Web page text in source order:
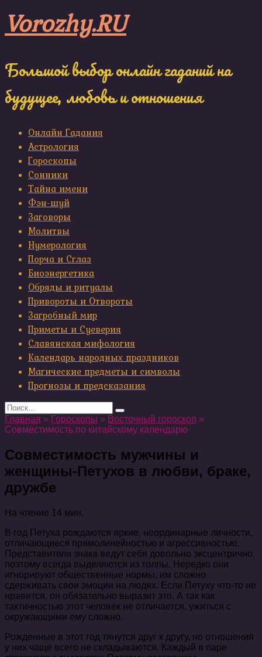
to
content
Vorozhy.RU
Большой выбор онлайн гаданий на
будущее, любовь и отношения
Онлайн Гадания
Астрология
Гороскопы
Сонники
Тайна имени
Фэн-шуй
Заговоры
Молитвы
Нумерология
Порча и Сглаз
Биоэнергетика
Обряды и ритуалы
Привороты и Отвороты
Загробный мир
Приметы и Суеверия
Славянская мифология
Календарь народных праздников
Магические предметы и символы
Прогнозы и предсказания
Search
for:
Главная » Гороскопы » Восточный гороскоп »
Совместимость по китайскому календарю
Совместимость мужчины и
женщины-Петухов в любви, браке,
дружбе
На чтение 14 мин.
В год Петуха рождаются яркие, неординарные личности,
отличающиеся прямолинейностью и агрессивностью.
Представители знака ведут себя довольно эксцентрично,
поэтому всегда выделяются из толпы. Нередко они
игнорируют общественные нормы, им сложно
сдерживать свои эмоции на людях. Если Петуху что-то не
нравится, он обязательно выразит это. А так как
тактичностью этот человек не отличается, ужиться с
окружающими ему сложно.
Рожденные в этот год тянутся друг к другу, но отношения
у них чаще всего не складываются. Каждый в паре